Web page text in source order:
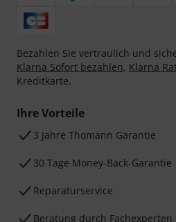
Bezahlen Sie vertraulich und
Klarna Sofort bezahlen, Klarna
Kreditkarte.
Ihre Vorteile
3 Jahre Thomann Garantie
30 Tage Money-Back-Garantie
Reparaturservice
Beratung durch Fachexperten